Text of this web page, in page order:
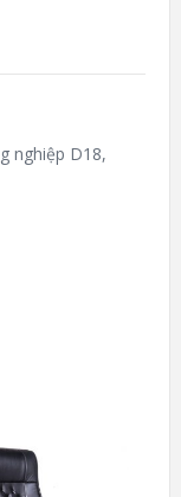
nghiệp D18,